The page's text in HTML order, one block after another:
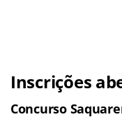
Inscrições
Concurso